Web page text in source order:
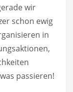
wir
schon ewig
in
passieren!